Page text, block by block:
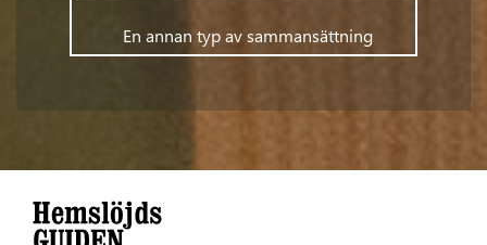
      	En annan typ av sammansättning